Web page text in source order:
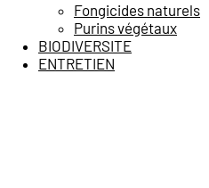
Fongicides naturels
Purins végétaux
BIODIVERSITE
ENTRETIEN